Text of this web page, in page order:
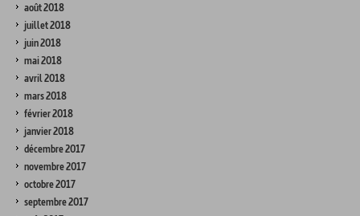
août 2018
juillet 2018
juin 2018
mai 2018
avril 2018
mars 2018
février 2018
janvier 2018
décembre 2017
novembre 2017
octobre 2017
septembre 2017